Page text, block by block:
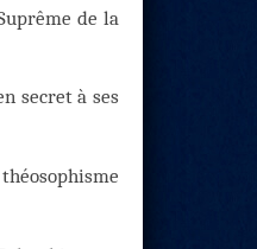
de la
secret à ses